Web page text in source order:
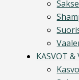
KASVOT &